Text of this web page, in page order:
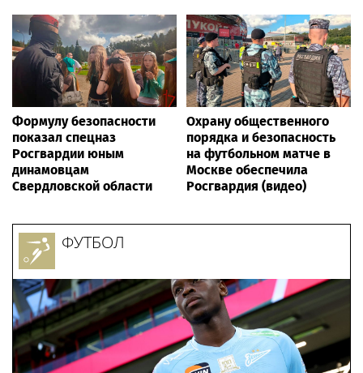
Формулу безопасности
показал спецназ
Росгвардии юным
динамовцам
Свердловской области
Охрану общественного
порядка и безопасность
на футбольном матче в
Москве обеспечила
Росгвардия (видео)
ФУТБОЛ